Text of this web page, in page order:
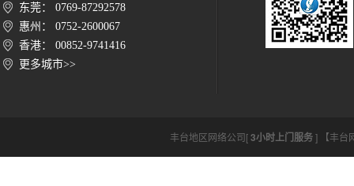
东莞： 0769-87292578
惠州： 0752-2600067
香港： 00852-9741416
更多城市>>
丰台地区网络公司[3小时上门服务] 【丰台